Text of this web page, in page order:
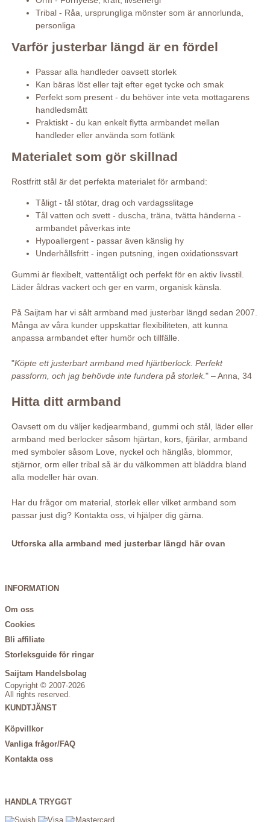
Tribal - Råa, ursprungliga mönster som är annorlunda,
personliga
Varför justerbar längd är en fördel
Passar alla handleder oavsett storlek
Kan bäras löst eller tajt efter eget tycke och smak
Perfekt som present - du behöver inte veta mottagarens
handledsmått
Praktiskt - du kan enkelt flytta armbandet mellan
handleder eller använda som fotlänk
Materialet som gör skillnad
Rostfritt stål är det perfekta materialet för armband:
Tåligt - tål stötar, drag och vardagsslitage
Tål vatten och svett - duscha, träna, tvätta händerna -
armbandet påverkas inte
Hypoallergent - passar även känslig hy
Underhållsfritt - ingen putsning, ingen oxidationssvart
Gummi är flexibelt, vattentåligt och perfekt för en aktiv livsstil.
Läder åldras vackert och ger en varm, organisk känsla.
På Saijtam har vi sålt armband med justerbar längd sedan 2007.
Många av våra kunder uppskattar flexibiliteten, att kunna
anpassa armbandet efter humör och tillfälle.
"Köpte ett justerbart armband med hjärtberlock. Perfekt
passform, och jag behövde inte fundera på storlek." – Anna, 34
Hitta ditt armband
Oavsett om du väljer kedjearmband, gummi och stål, läder eller
armband med berlocker såsom hjärtan, kors, fjärilar, armband
med symboler såsom Love, nyckel och hänglås, blommor,
stjärnor, orm eller tribal så är du välkommen att bläddra bland
alla modeller här ovan.
Har du frågor om material, storlek eller vilket armband som
passar just dig? Kontakta oss, vi hjälper dig gärna.
Utforska alla armband med justerbar längd här ovan
INFORMATION
Om oss
Cookies
Bli affiliate
Storleksguide för ringar
Saijtam Handelsbolag
Copyright © 2007-2026
All rights reserved.
KUNDTJÄNST
Köpvillkor
Vanliga frågor/FAQ
Kontakta oss
HANDLA TRYGGT